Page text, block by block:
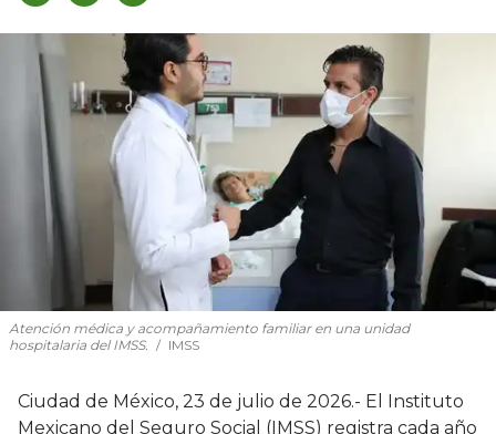
Atención médica y acompañamiento familiar en una unidad
hospitalaria del IMSS.
IMSS
Ciudad de México, 23 de julio de 2026.- El Instituto
Mexicano del Seguro Social (IMSS) registra cada año